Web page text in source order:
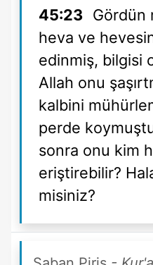
45:23 Gördün
heva ve
edinmiş, bilgisi
Allah onu
kalbini
perde
sonra onu kim
eriştirebilir?
misiniz?